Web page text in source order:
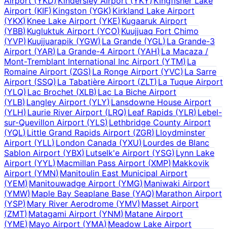
Airport (KIF)Kingston (YGK) Kirkland Lake Airport
(YKX)Knee Lake Airport (YKE) Kugaaruk Airport
(YBB)Kugluktuk Airport (YCO)Kuujjuaq Fort Chimo
(YVP)Kuujjuarapik (YGW) La Grande (YGL) La Grande-3
Airport (YAR)La Grande-4 Airport (YAH) La Macaza /
Mont-Tremblant International Inc Airport (YTM)La
Romaine Airport (ZGS)La Ronge Airport (YVC) La Sarre
Airport (SSQ)La Tabatière Airport (ZLT) La Tuque Airport
(YLQ)Lac Brochet (XLB) Lac La Biche Airport
(YLB)Langley Airport (YLY) Lansdowne House Airport
(YLH)Laurie River Airport (LRQ) Leaf Rapids (YLR) Lebel-
sur-Quevillon Airport (YLS)Lethbridge County Airport
(YQL)Little Grand Rapids Airport (ZGR) Lloydminster
Airport (YLL)London Canada (YXU) Lourdes de Blanc
Sablon Airport (YBX)Lutselk'e Airport (YSG) Lynn Lake
Airport (YYL)Macmillan Pass Airport (XMP) Makkovik
Airport (YMN)Manitoulin East Municipal Airport
(YEM)Manitouwadge Airport (YMG) Maniwaki Airport
(YMW)Maple Bay Seaplane Base (YAQ) Marathon Airport
(YSP)Mary River Aerodrome (YMV) Masset Airport
(ZMT)Matagami Airport (YNM) Matane Airport
(YME)Mayo Airport (YMA) Meadow Lake Airport